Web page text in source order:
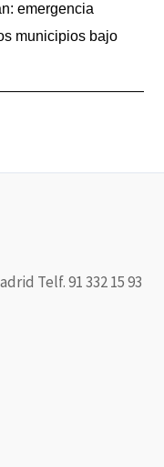
emergencia
municipios bajo
Telf. 91 332 15 93